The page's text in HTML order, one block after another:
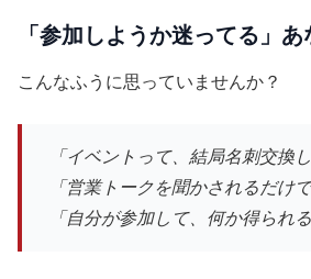
「参加しようか迷ってる」
こんなふうに思っていませんか？
「イベントって、結局名刺交換
「営業トークを聞かされるだけ
「自分が参加して、何か得られ